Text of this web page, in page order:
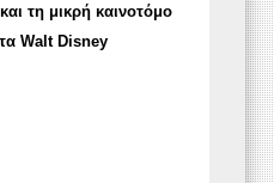
τη μικρή καινοτόμο
Walt Disney